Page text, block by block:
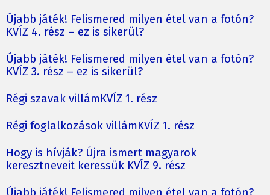
Újabb játék! Felismered milyen étel van a fotón?
KVÍZ 4. rész – ez is sikerül?
Újabb játék! Felismered milyen étel van a fotón?
KVÍZ 3. rész – ez is sikerül?
Régi szavak villámKVÍZ 1. rész
Régi foglalkozások villámKVÍZ 1. rész
Hogy is hívják? Újra ismert magyarok
keresztneveit keressük KVÍZ 9. rész